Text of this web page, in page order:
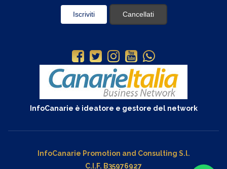
InfoCanarie è ideatore e gestore del network
InfoCanarie Promotion and Consulting S.l.
C.I.F. B35976927